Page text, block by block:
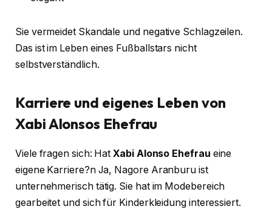
Sie vermeidet Skandale und negative Schlagzeilen.
Das ist im Leben eines Fußballstars nicht
selbstverständlich.
Karriere und eigenes Leben von
Xabi Alonsos Ehefrau
Viele fragen sich: HatXabi Alonso Ehefrau eine
eigene Karriere?n Ja, Nagore Aranburu ist
unternehmerisch tätig. Sie hat im Modebereich
gearbeitet und sich für Kinderkleidung interessiert.